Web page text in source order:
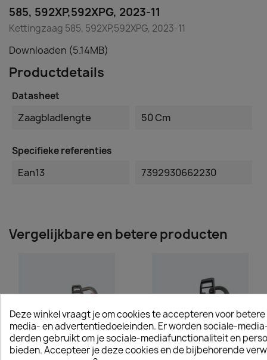
585, 592XP,592XPG, 2023-11
Kettingzaag 585, 592XP,592XPG, 2023-11
Downloaden (5.14MB)
Productdetails
Datasheet
Zaagbladlengte 50 Cm
Specifieke referenties
Ean13 7392930662230
Vergelijkbare en betere producten
Deze winkel vraagt je om cookies te accepteren voor
media- en advertentiedoeleinden. Er worden sociale-
derden gebruikt om je sociale-mediafunctionaliteit en
bieden. Accepteer je deze cookies en de bijbehorende